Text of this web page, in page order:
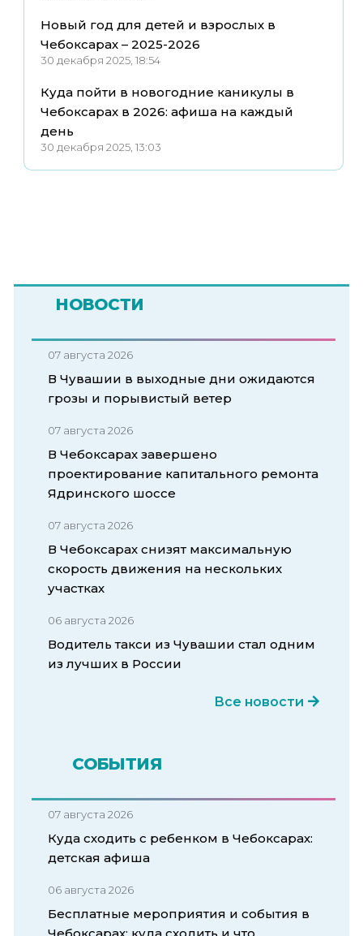
Новый год для детей и взрослых в
Чебоксарах – 2025-2026
30 декабря 2025, 18:54
Куда пойти в новогодние каникулы в
Чебоксарах в 2026: афиша на каждый
день
30 декабря 2025, 13:03
НОВОСТИ
07 августа 2026
В Чувашии в выходные дни ожидаются
грозы и порывистый ветер
07 августа 2026
В Чебоксарах завершено
проектирование капитального ремонта
Ядринского шоссе
07 августа 2026
В Чебоксарах снизят максимальную
скорость движения на нескольких
участках
06 августа 2026
Водитель такси из Чувашии стал одним
из лучших в России
Все новости
СОБЫТИЯ
07 августа 2026
Куда сходить с ребенком в Чебоксарах:
детская афиша
06 августа 2026
Бесплатные мероприятия и события в